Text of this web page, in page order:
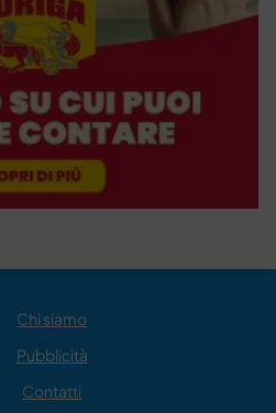
Chi siamo
Pubblicità
Contatti